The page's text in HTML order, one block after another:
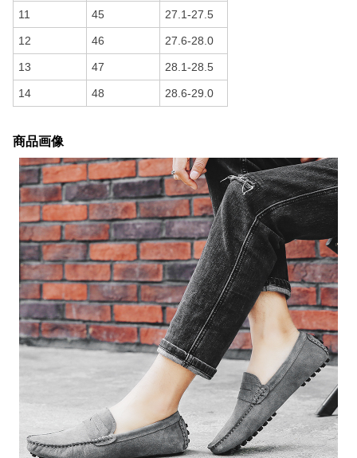
11 45 27.1-27.5
12 46 27.6-28.0
13 47 28.1-28.5
14 48 28.6-29.0
商品画像